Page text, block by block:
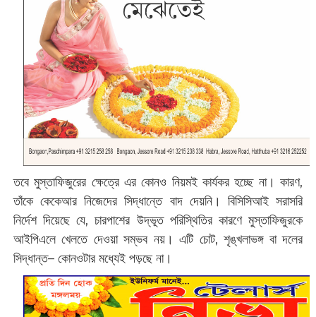
তবে মুস্তাফিজুরের ক্ষেত্রে এর কোনও নিয়মই কার্যকর হচ্ছে না। কারণ,
তাঁকে কেকেআর নিজেদের সিদ্ধান্তে বাদ দেয়নি। বিসিসিআই সরাসরি
নির্দেশ দিয়েছে যে, চারপাশের উদ্ভূত পরিস্থিতির কারণে মুস্তাফিজুরকে
আইপিএলে খেলতে দেওয়া সম্ভব নয়। এটি চোট, শৃঙ্খলাভঙ্গ বা দলের
সিদ্ধান্ত– কোনওটার মধ্যেই পড়ছে না।